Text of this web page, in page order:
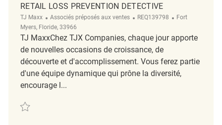
RETAIL LOSS PREVENTION DETECTIVE
TJ Maxx Catégorie
Associés préposés aux ventes ReqId
REQ139798 Emplacement
Fort
Myers, Floride, 33966
TJ MaxxChez TJX Companies, chaque jour apporte
de nouvelles occasions de croissance, de
découverte et d'accomplissement. Vous ferez partie
d'une équipe dynamique qui prône la diversité,
encourage l...
Sauvegarder Retail Loss Prevention Detective REQ139798